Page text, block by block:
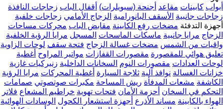
أبواب كابينات مقاعد أجنحة (سبويلرات) أقفال الباب زجاجات النافذة
زجاجات جانبية الأسقف البانورامية الزجاج الأمامي زجاجات خلفية
أجهزة التدفئة مضخات رفع الكابينة مقابض الباب محركات مساحات
الزجاج مرايا جانبية ماسكات الماسحات المسجل مرايا الرؤية الخلفية
واقيات من الشمس مضخات غسالة الزجاج فتحة سقف لوحات الزاوية
تعليق هوائي للمقصورة مقصورات القفازات مواتير المراوح أغطية
لوحات العدادات مقصورات النوم السخانات الداخلية زنبركيات غازية
خزانات الغسالة نوافذ آلية ثلاجة السيارة أغطية المحركات مرايا الرؤية
الكاشفة مشعات المدفأة ريش المساحة مكبرات صوتصوتي صمامات
التحكم في السخان أحزمة الأمان فتحات تهوية خراطيم المشعاع فلاتر
الهواء بالكابينة مساند الأذرع أجهزة استشعار الكحول الوسادات الهوائية